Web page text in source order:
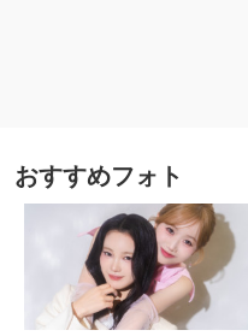
おすすめフォト